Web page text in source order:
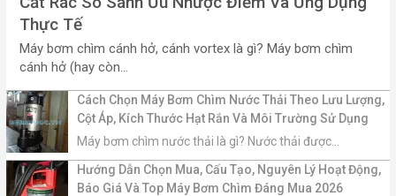
Thực Tế
Máy bơm chìm cánh hở, cánh vortex là gì? Máy bơm chìm
cánh hở (hay còn...
Cách Chọn Máy Bơm Chìm Nước Thải Theo Lưu Lượng,
Cột Áp, Kích Thước Hạt Rắn Và Môi Trường Sử Dụng
Máy bơm chìm nước thải là gì? Nước thải được...
Hướng Dẫn Chọn Mua, Cấu Tạo, Nguyên Lý Hoạt Động,
Báo Giá Và Top Máy Bơm Chìm Đáng Mua 2026